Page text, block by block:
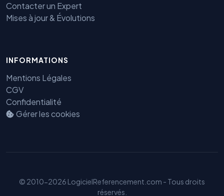
Contacter un Expert
Mises à jour & Évolutions
INFORMATIONS
Mentions Légales
CGV
Confidentialité
Gérer les cookies
© 2010-2026 LogicielReferencement.com - Tous droits
réservés.